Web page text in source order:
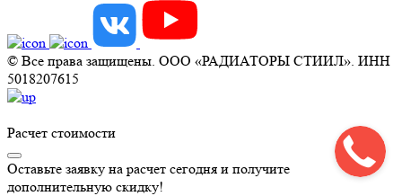
© Все права защищены. ООО «РАДИАТОРЫ СТИИЛ». ИНН
5018207615
Расчет стоимости
Оставьте заявку на расчет сегодня и получите
дополнительную скидку!